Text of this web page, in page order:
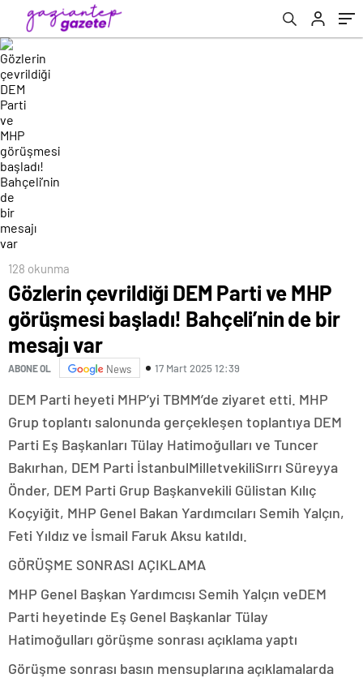
var
128 okunma
Gözlerin çevrildiği DEM Parti ve MHP
görüşmesi başladı! Bahçeli’nin de bir
mesajı var
ABONE OL News 17 Mart 2025 12:39
DEM Parti heyeti MHP’yi TBMM’de ziyaret etti. MHP
Grup toplantı salonunda gerçekleşen toplantıya DEM
Parti Eş Başkanları Tülay Hatimoğulları ve Tuncer
Bakırhan, DEM Parti İstanbulMilletvekiliSırrı Süreyya
Önder, DEM Parti Grup Başkanvekili Gülistan Kılıç
Koçyiğit, MHP Genel Bakan Yardımcıları Semih Yalçın,
Feti Yıldız ve İsmail Faruk Aksu katıldı.
GÖRÜŞME SONRASI AÇIKLAMA
MHP Genel Başkan Yardımcısı Semih Yalçın veDEM
Parti heyetinde Eş Genel Başkanlar Tülay
Hatimoğulları görüşme sonrası açıklama yaptı
Görüşme sonrası basın mensuplarına açıklamalarda